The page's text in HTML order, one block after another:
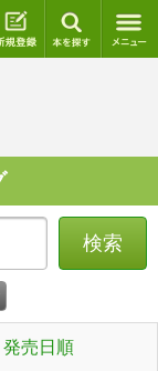
グイン 新規登録
検索
発売日順